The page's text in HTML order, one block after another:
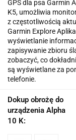
GPS dla psa Garmin
K5, umożliwia
z częstotliwością
Garmin Explore
wyświetlanie
zapisywanie zbioru
zobaczyć, co
są wyświetlane za
telefonie.
Dokup obrożę do
urządzenia Alpha
10 K: